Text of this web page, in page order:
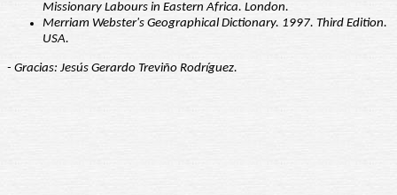
Missionary Labours in Eastern Africa. London.
Merriam Webster's Geographical Dictionary. 1997. Third Edition.
USA.
- Gracias: Jesús Gerardo Treviño Rodríguez.